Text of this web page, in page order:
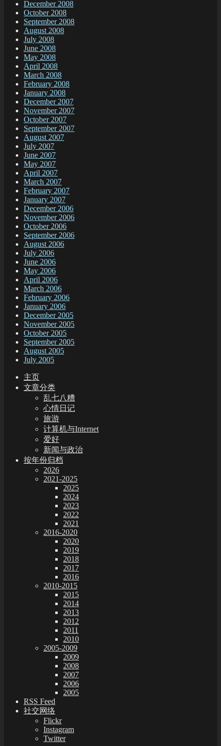
December 2008
October 2008
September 2008
August 2008
July 2008
June 2008
May 2008
April 2008
March 2008
February 2008
January 2008
December 2007
November 2007
October 2007
September 2007
August 2007
July 2007
June 2007
May 2007
April 2007
March 2007
February 2007
January 2007
December 2006
November 2006
October 2006
September 2006
August 2006
July 2006
June 2006
May 2006
April 2006
March 2006
February 2006
January 2006
December 2005
November 2005
October 2005
September 2005
August 2005
July 2005
主页
文章分类
乱七八糟
心情日记
旅游
计算机与Internet
爱好
新闻与政治
按年份归档
2026
2021-2025
2025
2024
2023
2022
2021
2016-2020
2020
2019
2018
2017
2016
2010-2015
2015
2014
2013
2012
2011
2010
2005-2009
2009
2008
2007
2006
2005
RSS Feed
社交网络
Flickr
Instagram
Twitter